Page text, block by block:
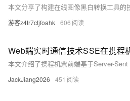
游客z4tr7ctjfoahk 606
Web端实时通信技术SSE在携程
JackJiang2026 451